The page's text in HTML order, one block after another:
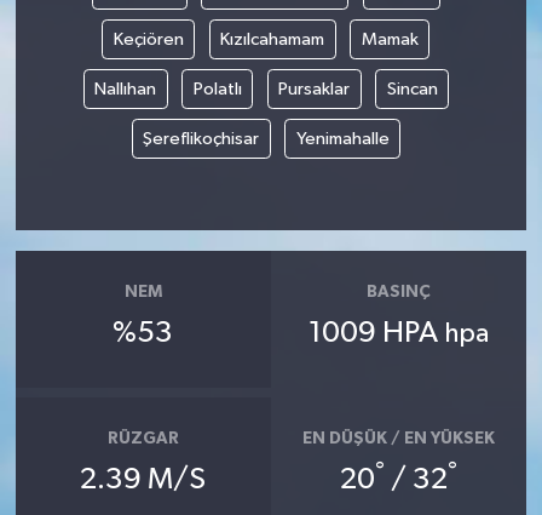
Keçiören Kızılcahamam Mamak
Nallıhan Polatlı Pursaklar Sincan
Şereflikoçhisar Yenimahalle
NEM
%53
BASINÇ
1009 HPA hpa
RÜZGAR
2.39 M/S
EN DÜŞÜK / EN YÜKSEK
20° / 32°